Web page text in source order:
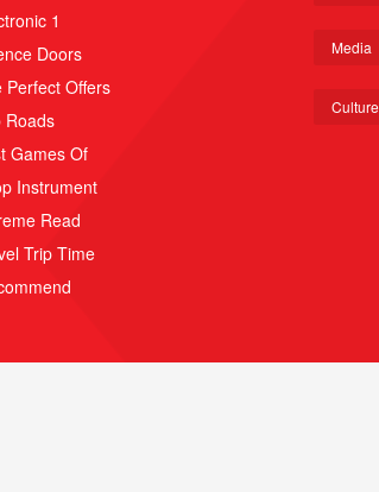
1
Doors
Perfect Offers
Roads
Games Of
Instrument
Read
Trip Time
Media
Culture